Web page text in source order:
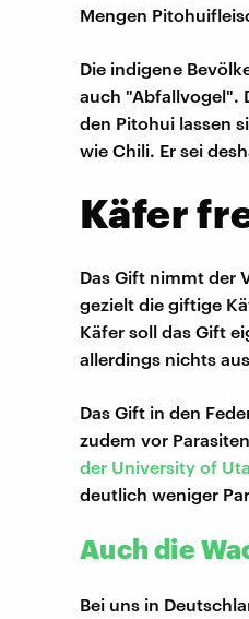
Mengen
Die indigene
auch "Abfallvogel".
den Pitohui lassen
wie Chili. Er sei
Käfer
Das Gift nimmt der
gezielt die giftige
Käfer soll das Gift
allerdings nichts
Das Gift in den
zudem vor
der University of
deutlich weniger
Auch die
Bei uns in